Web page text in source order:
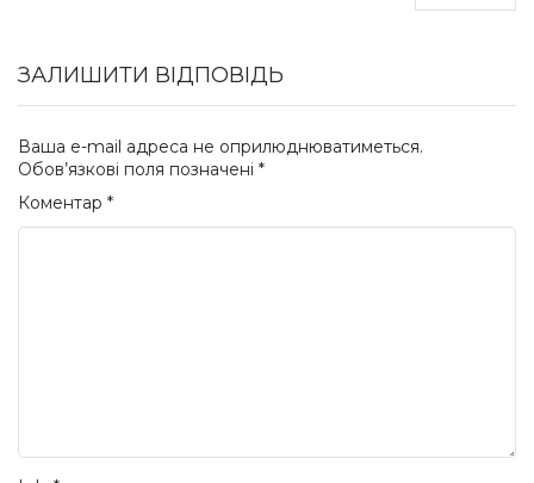
ЗАЛИШИТИ ВІДПОВІДЬ
Ваша e-mail адреса не оприлюднюватиметься.
Обов’язкові поля позначені *
Коментар *